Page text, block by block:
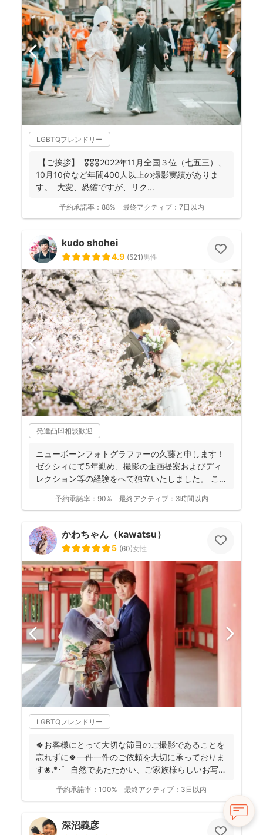
LGBTQフレンドリー
【ご挨拶】 🎖️🎖️🎖️2022年11月全国３位（七五三）、
10月10位など年間400人以上の撮影実績がありま
す。 大変、恐縮ですが、リク...
予約承諾率： 88% 最終アクティブ： 7日以内
kudo shohei
4.9 (521)男性
発達凸凹相談歓迎
ニューボーンフォトグラファーの久藤と申します！
ゼクシィにて5年勤め、撮影の企画提案およびディ
レクション等の経験をへて独立いたしました。 これ
予約承諾率： 90% 最終アクティブ： 3時間以内
かわちゃん（kawatsu）
5 (60)女性
LGBTQフレンドリー
🍀お客様にとって大切な節目のご撮影であることを
忘れずに🍀一件一件のご依頼を大切に承っておりま
す❀.*･ﾟ 自然であたたかい、ご家族様らしいお写真
予約承諾率： 100% 最終アクティブ： 3日以内
深沼義彦